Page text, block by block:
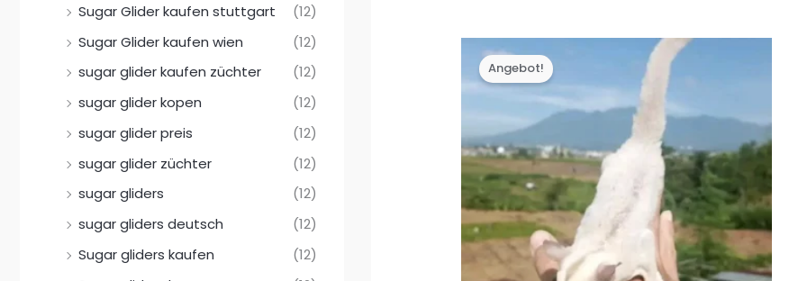
Sugar Glider kaufen stuttgart
(12)
Sugar Glider kaufen wien
(12)
sugar glider kaufen züchter
(12)
sugar glider kopen
(12)
sugar glider preis
(12)
sugar glider züchter
(12)
sugar gliders
(12)
sugar gliders deutsch
(12)
Sugar gliders kaufen
(12)
€ 300,00€ 150,00.
Angebot!